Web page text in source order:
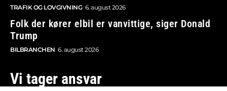
TRAFIK OG LOVGIVNING 6. august 2026
Folk der kører elbil er vanvittige, siger Donald
Trump
BILBRANCHEN 6. august 2026
Vi tager ansvar